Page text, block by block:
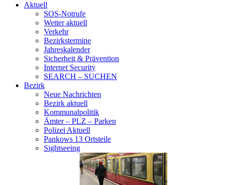
Aktuell
SOS-Notrufe
Wetter aktuell
Verkehr
Bezirkstermine
Jahreskalender
Sicherheit & Prävention
Internet Security
SEARCH – SUCHEN
Bezirk
Neue Nachrichten
Bezirk aktuell
Kommunalpolitik
Ämter – PLZ – Parken
Polizei Aktuell
Pankows 13 Ortsteile
Sightseeing